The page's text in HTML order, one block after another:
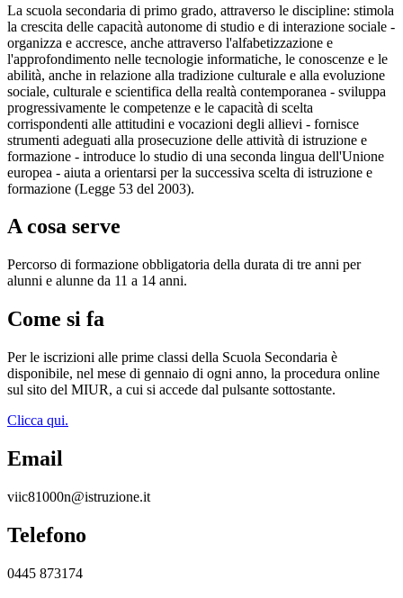
La scuola secondaria di primo grado, attraverso le discipline: stimola
la crescita delle capacità autonome di studio e di interazione sociale -
organizza e accresce, anche attraverso l'alfabetizzazione e
l'approfondimento nelle tecnologie informatiche, le conoscenze e le
abilità, anche in relazione alla tradizione culturale e alla evoluzione
sociale, culturale e scientifica della realtà contemporanea - sviluppa
progressivamente le competenze e le capacità di scelta
corrispondenti alle attitudini e vocazioni degli allievi - fornisce
strumenti adeguati alla prosecuzione delle attività di istruzione e
formazione - introduce lo studio di una seconda lingua dell'Unione
europea - aiuta a orientarsi per la successiva scelta di istruzione e
formazione (Legge 53 del 2003).
A cosa serve
Percorso di formazione obbligatoria della durata di tre anni per
alunni e alunne da 11 a 14 anni.
Come si fa
Per le iscrizioni alle prime classi della Scuola Secondaria è
disponibile, nel mese di gennaio di ogni anno, la procedura online
sul sito del MIUR, a cui si accede dal pulsante sottostante.
Clicca qui.
Email
viic81000n@istruzione.it
Telefono
0445 873174